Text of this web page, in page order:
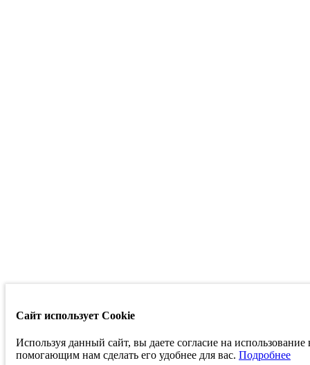
Сайт использует Cookie
Используя данный сайт, вы даете согласие на
помогающим нам сделать его удобнее для вас. Подробнее